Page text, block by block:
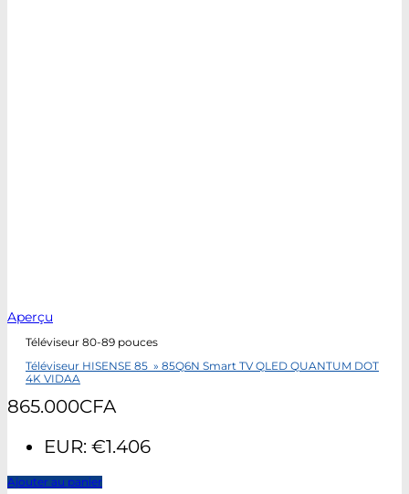
Aperçu
Téléviseur 80-89 pouces
Téléviseur HISENSE 85 » 85Q6N Smart TV QLED QUANTUM DOT
4K VIDAA
865.000CFA
EUR: €1.406
Ajouter au panier